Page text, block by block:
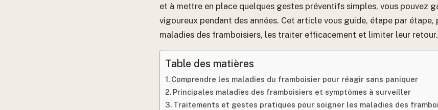
et à mettre en place quelques gestes préventifs simples, vous pouvez
vigoureux pendant des années. Cet article vous guide, étape par
maladies des framboisiers, les traiter efficacement et limiter leur retour.
Table des matières
Comprendre les maladies du framboisier pour réagir sans paniquer
Principales maladies des framboisiers et symptômes à surveiller
Traitements et gestes pratiques pour soigner les maladies des